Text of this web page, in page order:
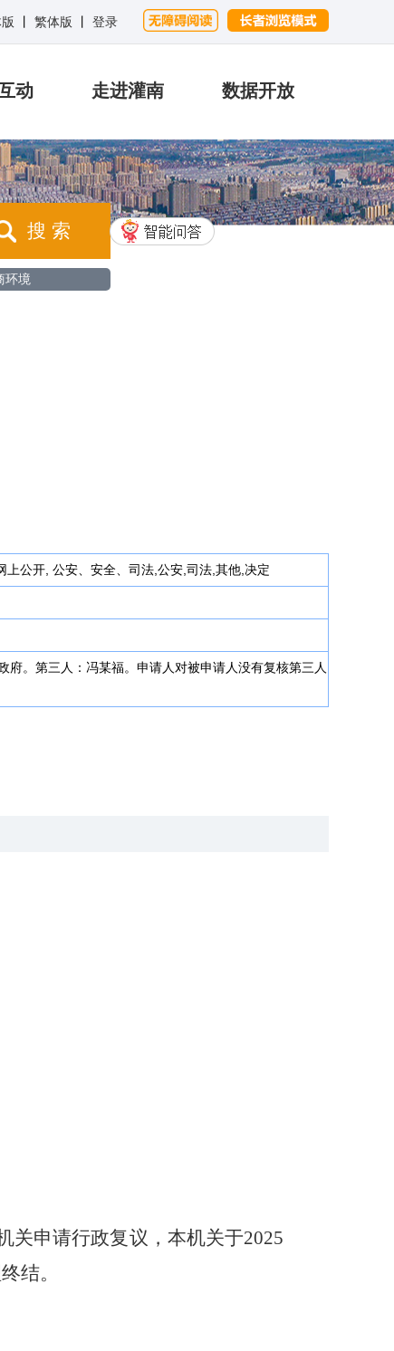
繁体版 登录
动 走进灌南 数据开放
搜 索
环境
上公开, 公安、安全、司法,公安,司法,其他,决定
。第三人：冯某福。申请人对被申请人没有复核第三人
关申请行政复议，本机关于2025
结。